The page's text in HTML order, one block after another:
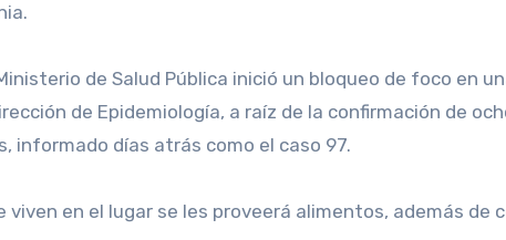
de Salud Pública inició un bloqueo de foco en
de Epidemiología, a raíz de la confirmación de
informado días atrás como el caso 97.
viven en el lugar se les proveerá alimentos, además